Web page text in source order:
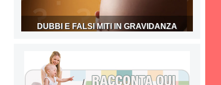
DUBBI E FALSI MITI IN GRAVIDANZA